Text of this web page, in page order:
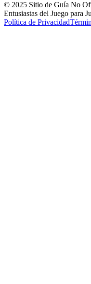
© 2025 Sitio de Guía No
Entusiastas del Juego para
Política de Privacidad